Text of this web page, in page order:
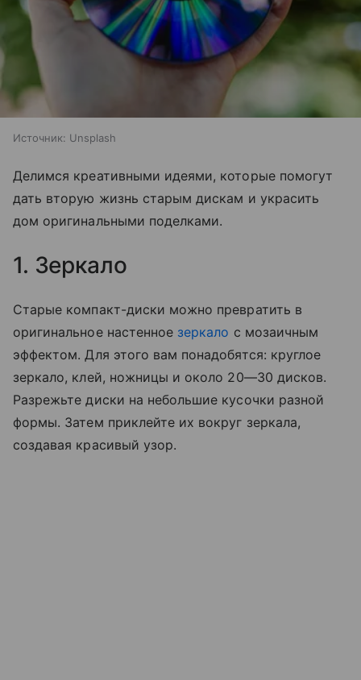
Источник: Unsplash
Делимся креативными идеями, которые помогут
дать вторую жизнь старым дискам и украсить
дом оригинальными поделками.
1. Зеркало
Старые компакт-диски можно превратить в
оригинальное настенное зеркало с мозаичным
эффектом. Для этого вам понадобятся: круглое
зеркало, клей, ножницы и около 20—30 дисков.
Разрежьте диски на небольшие кусочки разной
формы. Затем приклейте их вокруг зеркала,
создавая красивый узор.